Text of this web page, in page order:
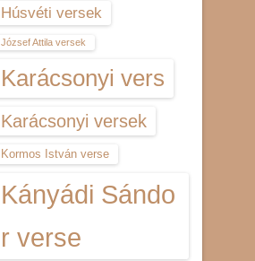
Húsvéti versek
József Attila versek
Karácsonyi vers
Karácsonyi versek
Kormos István verse
Kányádi Sándo
r verse